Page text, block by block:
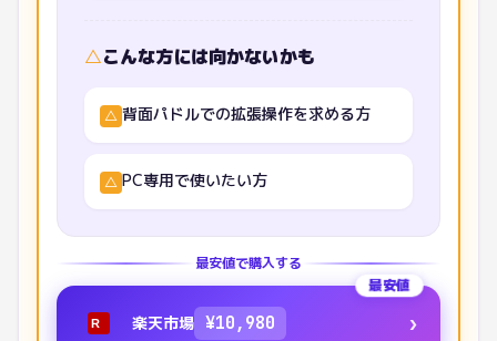
△こんな方には向かないかも
△ 背面パドルでの拡張操作を求める方
△ PC専用で使いたい方
最安値で購入する
最安値
R 楽天市場 ¥10,980 ›